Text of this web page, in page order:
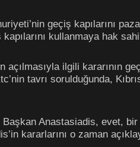
geçiş kapılarını
kullanmaya hak
açılmasıyla ilgili kararının
tavrı sorulduğunda,
Başkan Anastasiadis, evet,
kararlarını o zaman